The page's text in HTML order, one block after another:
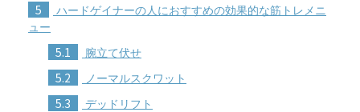
5
ハードゲイナーの人におすすめの効果的な筋トレメニ
ュー
5.1 腕立て伏せ
5.2 ノーマルスクワット
5.3 デッドリフト